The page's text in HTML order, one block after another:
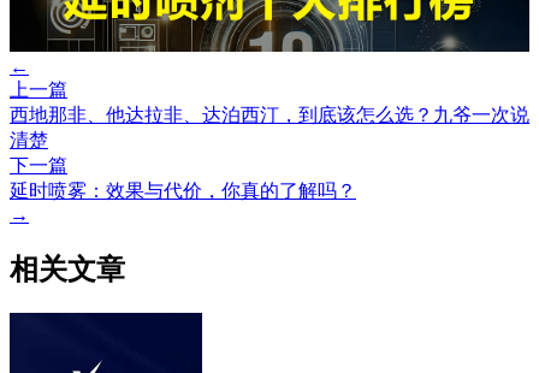
←
上一篇
西地那非、他达拉非、达泊西汀，到底该怎么选？九爷一次说
清楚
下一篇
延时喷雾：效果与代价，你真的了解吗？
→
相关文章